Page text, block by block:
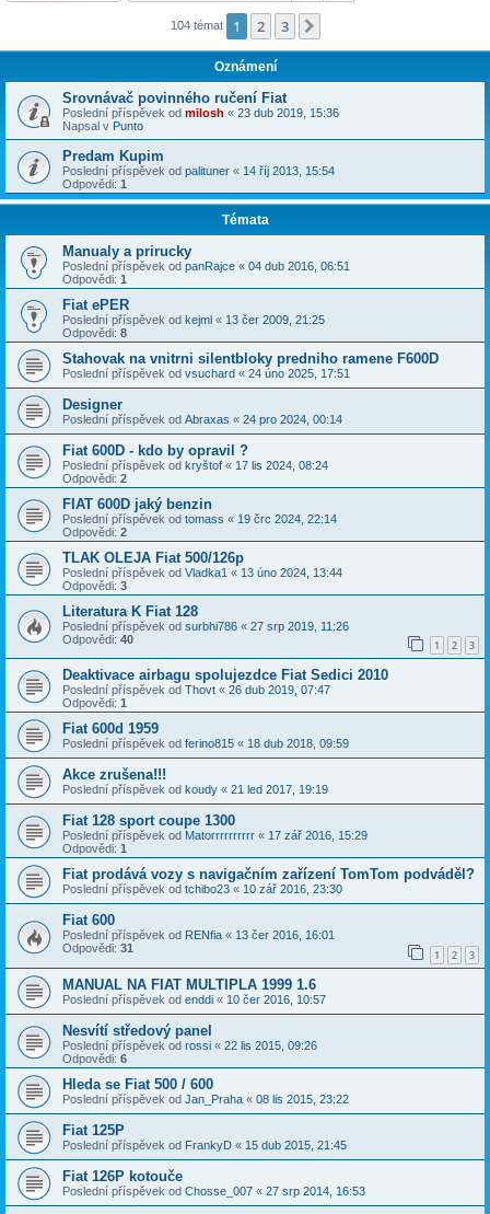
104 témat 1 2 3
Oznámení
Srovnávač povinného ručení Fiat
Poslední příspěvek od milosh « 23 dub 2019, 15:36
Napsal v Punto
Predam Kupim
Poslední příspěvek od palituner « 14 říj 2013, 15:54
Odpovědi: 1
Témata
Manualy a prirucky
Poslední příspěvek od panRajce « 04 dub 2016, 06:51
Odpovědi: 1
Fiat ePER
Poslední příspěvek od kejml « 13 čer 2009, 21:25
Odpovědi: 8
Stahovak na vnitrni silentbloky predniho ramene F600D
Poslední příspěvek od vsuchard « 24 úno 2025, 17:51
Designer
Poslední příspěvek od Abraxas « 24 pro 2024, 00:14
Fiat 600D - kdo by opravil ?
Poslední příspěvek od kryštof « 17 lis 2024, 08:24
Odpovědi: 2
FIAT 600D jaký benzin
Poslední příspěvek od tomass « 19 črc 2024, 22:14
Odpovědi: 2
TLAK OLEJA Fiat 500/126p
Poslední příspěvek od Vladka1 « 13 úno 2024, 13:44
Odpovědi: 3
Literatura K Fiat 128
Poslední příspěvek od surbhi786 « 27 srp 2019, 11:26
Odpovědi: 40 1 2 3
Deaktivace airbagu spolujezdce Fiat Sedici 2010
Poslední příspěvek od Thovt « 26 dub 2019, 07:47
Odpovědi: 1
Fiat 600d 1959
Poslední příspěvek od ferino815 « 18 dub 2018, 09:59
Akce zrušena!!!
Poslední příspěvek od koudy « 21 led 2017, 19:19
Fiat 128 sport coupe 1300
Poslední příspěvek od Matorrrrrrrrrr « 17 zář 2016, 15:29
Odpovědi: 1
Fiat prodává vozy s navigačním zařízení TomTom podváděl?
Poslední příspěvek od tchibo23 « 10 zář 2016, 23:30
Fiat 600
Poslední příspěvek od RENfia « 13 čer 2016, 16:01
Odpovědi: 31 1 2 3
MANUAL NA FIAT MULTIPLA 1999 1.6
Poslední příspěvek od enddi « 10 čer 2016, 10:57
Nesvítí středový panel
Poslední příspěvek od rossi « 22 lis 2015, 09:26
Odpovědi: 6
Hleda se Fiat 500 / 600
Poslední příspěvek od Jan_Praha « 08 lis 2015, 23:22
Fiat 125P
Poslední příspěvek od FrankyD « 15 dub 2015, 21:45
Fiat 126P kotouče
Poslední příspěvek od Chosse_007 « 27 srp 2014, 16:53